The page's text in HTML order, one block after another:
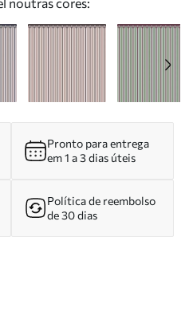
Pronto para entrega
em 1 a 3 dias úteis
Política de reembolso
de 30 dias